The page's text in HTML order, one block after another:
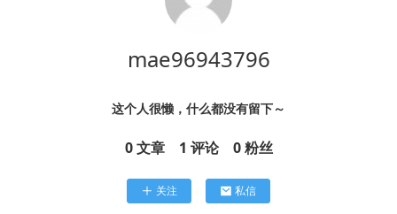
mae96943796
这个人很懒，什么都没有留下～
0 文章 1 评论 0 粉丝
关注 私信